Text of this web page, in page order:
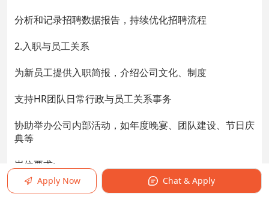
分析和记录招聘数据报告，持续优化招聘流程
2.入职与员工关系
为新员工提供入职简报，介绍公司文化、制度
支持HR团队日常行政与员工关系事务
协助举办公司内部活动，如年度晚宴、团队建设、节日庆
典等
岗位要求:
学历不限，具有招聘经验或销售相关经验者优先
Apply Now Chat & Apply